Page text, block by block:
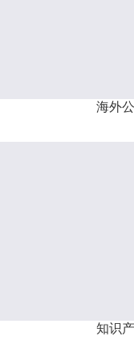
海外
知识